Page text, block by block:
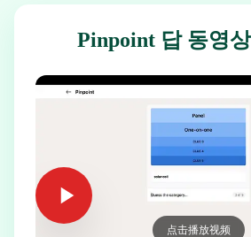
Pinpoint 답 동영
点击播放视频